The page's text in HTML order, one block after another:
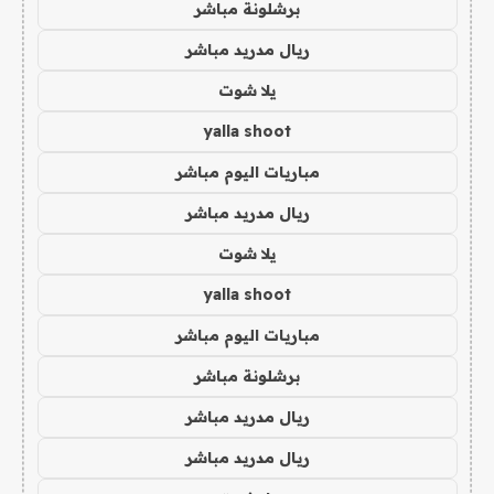
برشلونة مباشر
ريال مدريد مباشر
يلا شوت
yalla shoot
مباريات اليوم مباشر
ريال مدريد مباشر
يلا شوت
yalla shoot
مباريات اليوم مباشر
برشلونة مباشر
ريال مدريد مباشر
ريال مدريد مباشر